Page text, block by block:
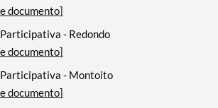
documento]
- Redondo
documento]
- Montoito
documento]